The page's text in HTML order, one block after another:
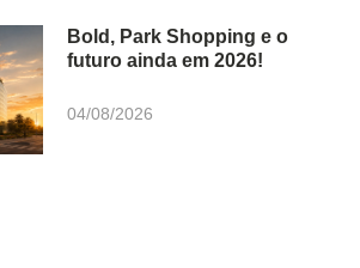
Bold, Park Shopping e o
futuro ainda em 2026!
04/08/2026